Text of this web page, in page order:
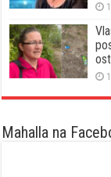
Mahalla na